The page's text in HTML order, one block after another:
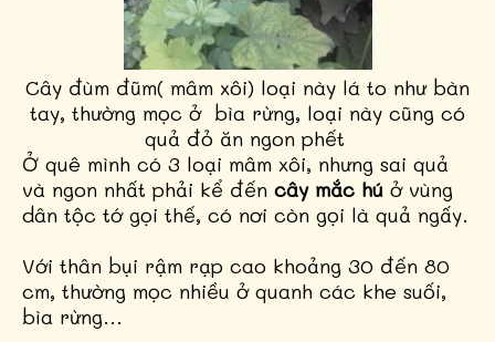
Cây đùm đũm( mâm xôi) loại này lá to như bàn
tay, thường mọc ở bìa rừng, loại này cũng có
quả đỏ ăn ngon phết
Ở quê mình có 3 loại mâm xôi, nhưng sai quả
và ngon nhất phải kể đến cây mắc hú ở vùng
dân tộc tớ gọi thế, có nơi còn gọi là quả ngấy.
Với thân bụi rậm rạp cao khoảng 30 đến 80
cm, thường mọc nhiều ở quanh các khe suối,
bìa rừng...